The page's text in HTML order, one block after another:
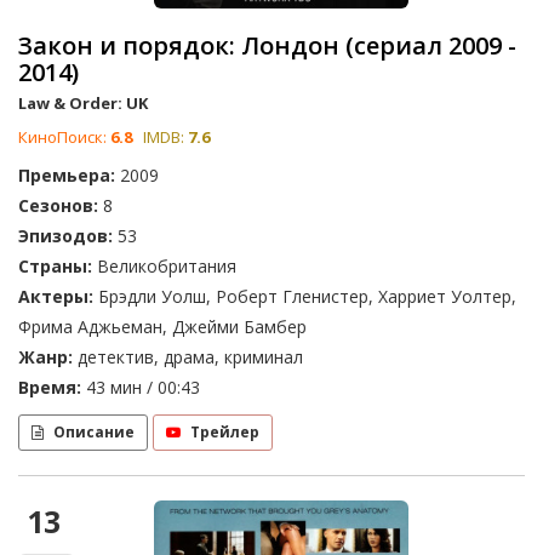
Закон и порядок: Лондон (сериал 2009 -
2014)
Law & Order: UK
КиноПоиск: 6.8 IMDB: 7.6
Премьера: 2009
Сезонов: 8
Эпизодов: 53
Страны: Великобритания
Актеры: Брэдли Уолш, Роберт Гленистер, Харриет Уолтер,
Фрима Аджьеман, Джейми Бамбер
Жанр: детектив, драма, криминал
Время: 43 мин / 00:43
Описание Трейлер
13